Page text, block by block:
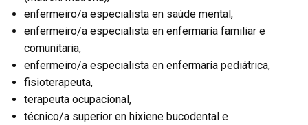
enfermeiro/a especialista en saúde mental,
enfermeiro/a especialista en enfermaría familiar e
comunitaria,
enfermeiro/a especialista en enfermaría pediátrica,
fisioterapeuta,
terapeuta ocupacional,
técnico/a superior en hixiene bucodental e